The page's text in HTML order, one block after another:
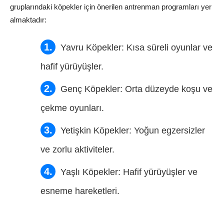
gruplarındaki köpekler için önerilen antrenman programları yer
almaktadır:
Yavru Köpekler: Kısa süreli oyunlar ve
hafif yürüyüşler.
Genç Köpekler: Orta düzeyde koşu ve
çekme oyunları.
Yetişkin Köpekler: Yoğun egzersizler
ve zorlu aktiviteler.
Yaşlı Köpekler: Hafif yürüyüşler ve
esneme hareketleri.